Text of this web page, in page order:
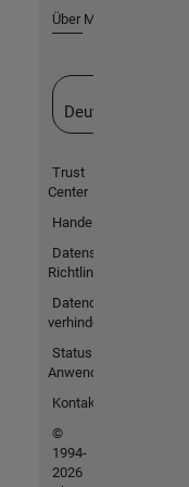
Über MathWorks
Deutschland
Trust
Center
Handelsmarken
Datenschutz-
Richtlinien
Datendiebstahl
verhindern
Status von
Anwendungen
Kontakt
©
1994-
2026